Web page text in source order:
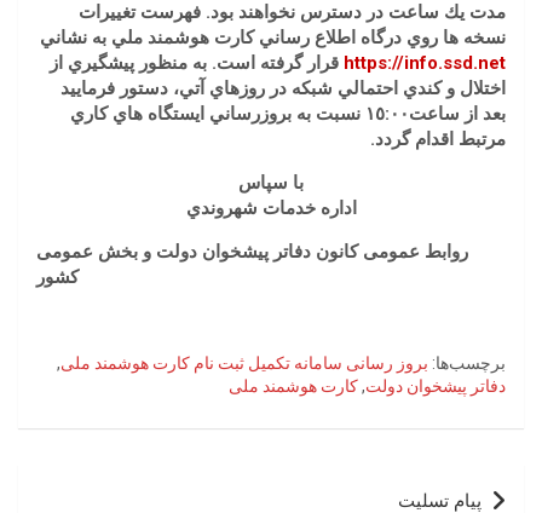
مدت يك ساعت در دسترس نخواهند بود. فهرست تغييرات
نسخه ها روي درگاه اطلاع رساني كارت هوشمند ملي به نشاني
https://info.ssd.net قرار گرفته است. به منظور پيشگيري از
اختلال و كندي احتمالي شبكه در روزهاي آتي، دستور فرماييد
بعد از ساعت١٥:٠٠ نسبت به بروزرساني ايستگاه هاي كاري
مرتبط اقدام گردد.
با سپاس
اداره خدمات شهروندي
روابط عمومی کانون دفاتر پیشخوان دولت و بخش عمومی
کشور
برچسب‌ها: بروز رسانی سامانه تکمیل ثبت نام کارت هوشمند ملی,
دفاتر پیشخوان دولت,کارت هوشمند ملی
راهبری
پیام تسلیت